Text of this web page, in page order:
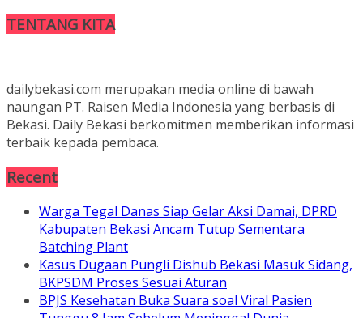
TENTANG KITA
dailybekasi.com merupakan media online di bawah
naungan PT. Raisen Media Indonesia yang berbasis di
Bekasi. Daily Bekasi berkomitmen memberikan informasi
terbaik kepada pembaca.
Recent
Warga Tegal Danas Siap Gelar Aksi Damai, DPRD
Kabupaten Bekasi Ancam Tutup Sementara
Batching Plant
Kasus Dugaan Pungli Dishub Bekasi Masuk Sidang,
BKPSDM Proses Sesuai Aturan
BPJS Kesehatan Buka Suara soal Viral Pasien